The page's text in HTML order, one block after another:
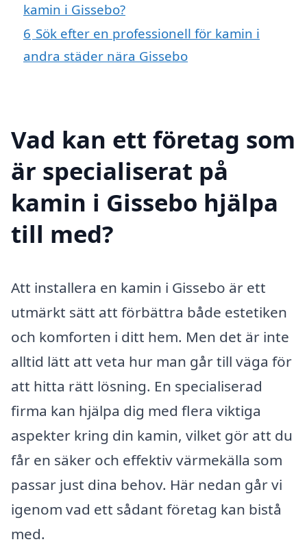
kamin i Gissebo?
6 Sök efter en professionell för kamin i
andra städer nära Gissebo
Vad kan ett företag som
är specialiserat på
kamin i Gissebo hjälpa
till med?
Att installera en kamin i Gissebo är ett
utmärkt sätt att förbättra både estetiken
och komforten i ditt hem. Men det är inte
alltid lätt att veta hur man går till väga för
att hitta rätt lösning. En specialiserad
firma kan hjälpa dig med flera viktiga
aspekter kring din kamin, vilket gör att du
får en säker och effektiv värmekälla som
passar just dina behov. Här nedan går vi
igenom vad ett sådant företag kan bistå
med.